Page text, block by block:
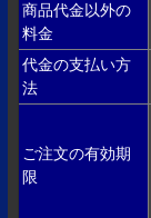
商品代金以外の
料金
代金の支払い方
法
ご注文の有効期
限